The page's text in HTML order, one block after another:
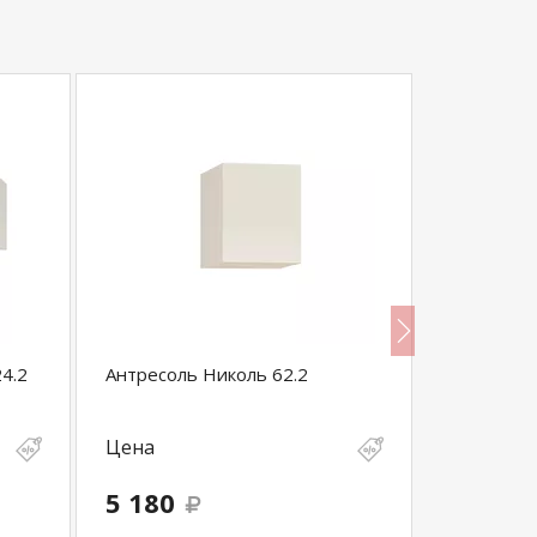
Антресоль Николь 62.2
Цена
5 180